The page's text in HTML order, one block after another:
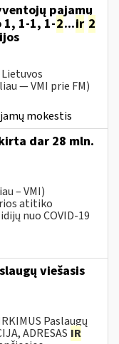
pajamų
1-1, 1-2...ir 2
— VMI prie FM)
mokestis
dar 28 mln.
– VMI)
atitiko
nuo COVID-19
viešasis
Paslaugų
ADRESAS IR